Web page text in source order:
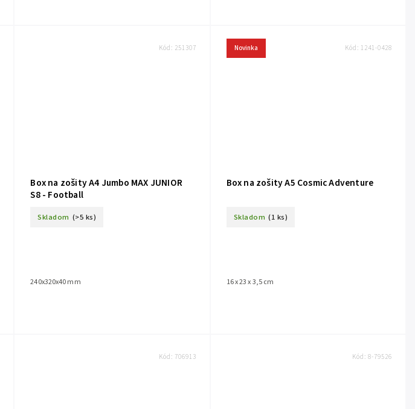
Box na zošity A4 Jumbo MAX JUNIOR
S8 - Football
Skladom (>5 ks)
240x320x40 mm
Kód: 251307 Novinka
Box na zošity A5 Cosmic Adventure
Skladom (1 ks)
16 x 23 x 3,5 cm
Kód: 1241-0428
Kód: 706913 Kód: 8-79526